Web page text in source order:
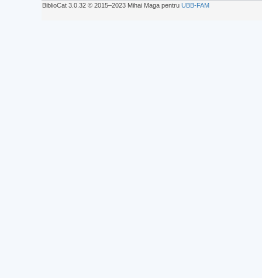
BiblioCat 3.0.32 © 2015‒2023 Mihai Maga pentru UBB-FAM